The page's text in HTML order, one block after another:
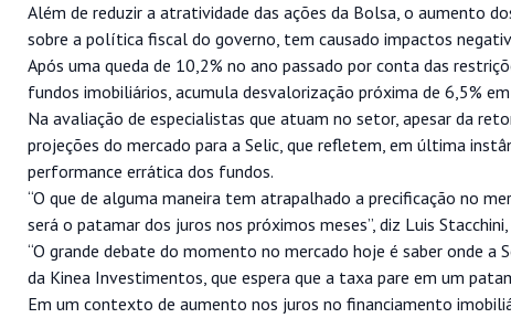
Além de reduzir a atratividade das ações da Bolsa, o aumento
sobre a política fiscal do governo, tem causado impactos
Após uma queda de 10,2% no ano passado por conta das
fundos imobiliários, acumula desvalorização próxima de 6,5%
Na avaliação de especialistas que atuam no setor, apesar da
projeções do mercado para a Selic, que refletem, em última
performance errática dos fundos.
“O que de alguma maneira tem atrapalhado a precificação no
será o patamar dos juros nos próximos meses”, diz Luis
“O grande debate do momento no mercado hoje é saber onde a
da Kinea Investimentos, que espera que a taxa pare em um
Em um contexto de aumento nos juros no financiamento